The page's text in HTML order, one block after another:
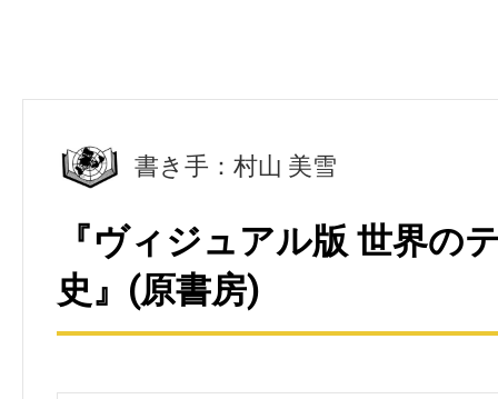
書き手：村山 美雪
『ヴィジュアル版 世界の
史』(原書房)